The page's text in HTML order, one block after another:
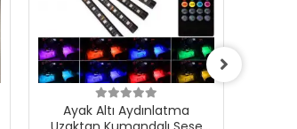
Ayak Altı Aydınlatma